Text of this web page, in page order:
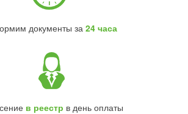
документы за 24 часа
в реестр в день оплаты